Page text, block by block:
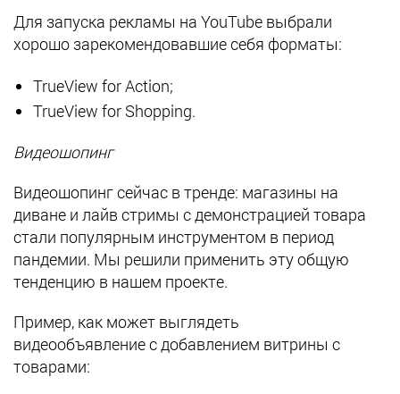
Для запуска рекламы на YouTube выбрали
хорошо зарекомендовавшие себя форматы:
TrueView for Action;
TrueView for Shopping.
Видеошопинг
Видеошопинг сейчас в тренде: магазины на
диване и лайв стримы с демонстрацией товара
стали популярным инструментом в период
пандемии. Мы решили применить эту общую
тенденцию в нашем проекте.
Пример, как может выглядеть
видеообъявление с добавлением витрины с
товарами: